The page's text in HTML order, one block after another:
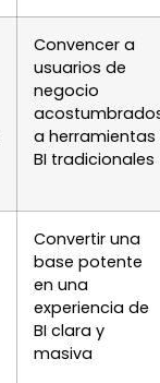
Convencer a
usuarios de
negocio
a herramientas
BI tradicionales
Convertir una
base potente
en una
experiencia de
BI clara y
masiva